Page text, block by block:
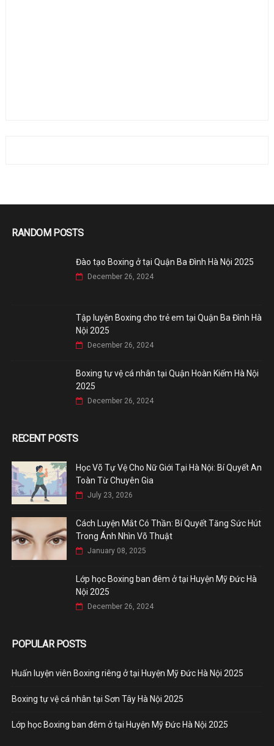
RANDOM POSTS
Đào tạo Boxing ở tại Quận Ba Đình Hà Nội 2025
December 26, 2024
Tập luyện Boxing cho trẻ em tại Quận Ba Đình Hà
Nội 2025
December 26, 2024
Boxing tự vệ cá nhân tại Quận Hoàn Kiếm Hà Nội
2025
December 26, 2024
RECENT POSTS
Học Võ Tự Vệ Cho Nữ Giới Tại Hà Nội: Bí Quyết An
Toàn Từ Chuyên Gia
July 23, 2026
Cách Luyện Mắt Có Thần: Bí Quyết Tăng Sức Hút
Trong Ánh Nhìn Võ Thuật
January 08, 2025
Lớp học Boxing ban đêm ở tại Huyện Mỹ Đức Hà
Nội 2025
December 26, 2024
POPULAR POSTS
Huấn luyện viên Boxing riêng ở tại Huyện Mỹ Đức Hà Nội 2025
Boxing tự vệ cá nhân tại Sơn Tây Hà Nội 2025
Lớp học Boxing ban đêm ở tại Huyện Mỹ Đức Hà Nội 2025